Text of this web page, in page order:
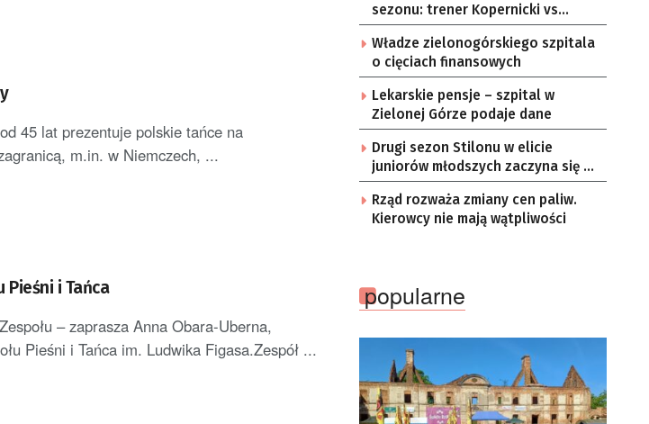
45 lat prezentuje polskie tańce na
m.in. w Niemczech, ...
Pieśni i Tańca
– zaprasza Anna Obara-Uberna,
Pieśni i Tańca im. Ludwika Figasa.Zespół ...
sezonu: trener Kopernicki vs
starzy znajomi
Władze zielonogórskiego szpitala
o cięciach finansowych
Lekarskie pensje – szpital w
Zielonej Górze podaje dane
Drugi sezon Stilonu w elicie
juniorów młodszych zaczyna się w
sobotę
Rząd rozważa zmiany cen paliw.
Kierowcy nie mają wątpliwości
popularne